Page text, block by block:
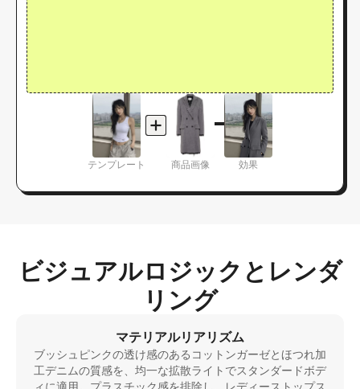
テンプレート 商品画像 効果
ビジュアルロジックとレンダ
リング
マテリアルリアリズム
ブッシュピンクの透け感のあるコットンガーゼとほつれ加
工デニムの質感を、均一な拡散ライトでスタンダードボデ